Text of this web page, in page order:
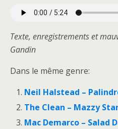
Texte, enregistrements et
Gandin
Dans le même genre:
Neil Halstead –
The Clean – Mazzy
Mac Demarco – Salad